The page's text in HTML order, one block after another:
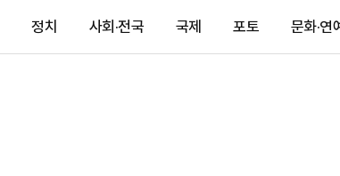
정치 사회·전국 국제 포토 문화·연예